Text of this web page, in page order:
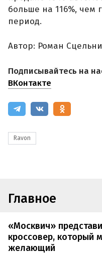
больше на 116%, чем
период.
Автор: Роман
Подписывайтесь на
ВКонтакте
Ravon
Главное
«Москвич»
кроссовер, который
желающий